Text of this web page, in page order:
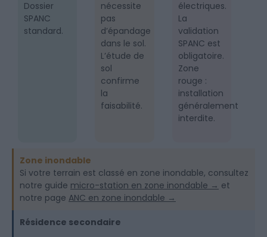
Dossier
SPANC
standard.
nécessite
pas
d’épandage
dans le sol.
L’étude de
sol
confirme
la
faisabilité.
électriques.
La
validation
SPANC est
obligatoire.
Zone
rouge :
installation
généralement
interdite.
Zone inondable
Si votre terrain est classé en zone inondable, consultez
notre guide micro-station en zone inondable → et
notre page ANC en zone inondable →
Résidence secondaire